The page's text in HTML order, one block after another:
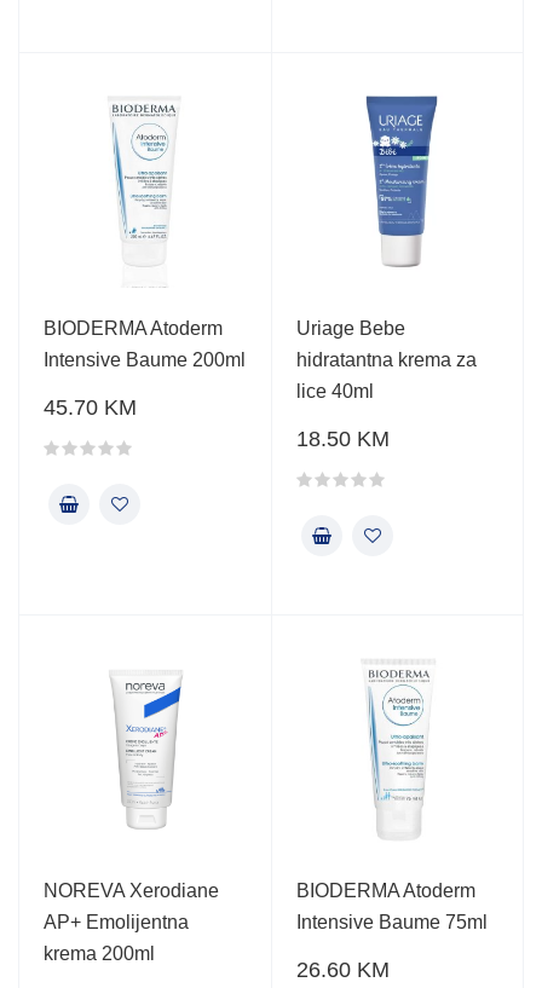
BIODERMA Atoderm
Intensive Baume 200ml
45.70 KM
Uriage Bebe
hidratantna krema za
lice 40ml
18.50 KM
NOREVA Xerodiane
AP+ Emolijentna
krema 200ml
BIODERMA Atoderm
Intensive Baume 75ml
26.60 KM